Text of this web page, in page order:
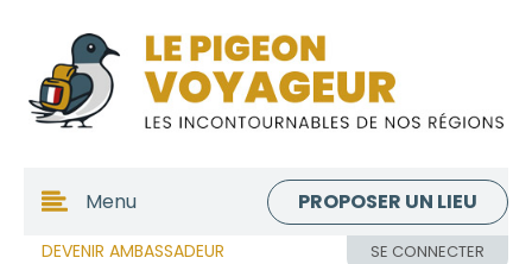
DEVENIR AMBASSADEUR SE CONNECTER
Menu PROPOSER UN LIEU